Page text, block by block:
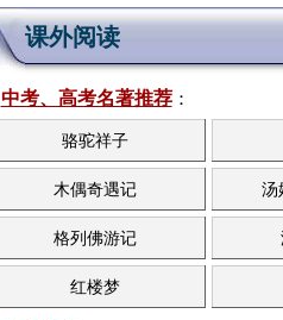
课外阅读
中考、高考名著推荐：
骆驼祥子
木偶奇遇记 汤
格列佛游记
红楼梦